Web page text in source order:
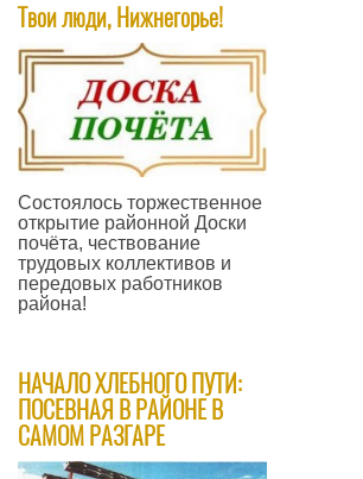
​Твои люди, Нижнегорье!
Состоялось торжественное
открытие районной Доски
почёта, чествование
трудовых коллективов и
передовых работников
района!
​НАЧАЛО ХЛЕБНОГО ПУТИ:
ПОСЕВНАЯ В РАЙОНЕ В
САМОМ РАЗГАРЕ